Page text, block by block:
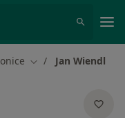
Změna města
Jan Wiendl